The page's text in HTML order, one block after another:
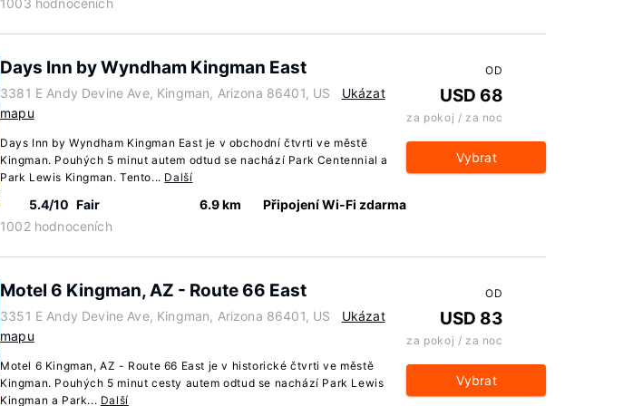
1003 hodnoceních
Days Inn by Wyndham Kingman East
3381 E Andy Devine Ave, Kingman, Arizona 86401, US
Ukázat
mapu
Days Inn by Wyndham Kingman East je v obchodní čtvrti ve městě
Kingman. Pouhých 5 minut autem odtud se nachází Park Centennial a
Park Lewis Kingman. Tento... Další
5.4/10 Fair
1002 hodnoceních
6.9 km Připojení Wi-Fi zdarma
OD
USD 68
za pokoj / za noc
Vybrat
Motel 6 Kingman, AZ - Route 66 East
3351 E Andy Devine Ave, Kingman, Arizona 86401, US
Ukázat
mapu
Motel 6 Kingman, AZ - Route 66 East je v historické čtvrti ve městě
Kingman. Pouhých 5 minut cesty autem odtud se nachází Park Lewis
Kingman a Park... Další
OD
USD 83
za pokoj / za noc
Vybrat